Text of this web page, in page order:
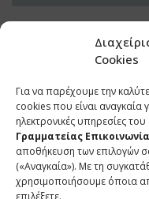
Cookies
Για να παρέχουμε την
cookies που είναι αναγκαία
ηλεκτρονικές υπηρεσίες
Γραμματείας
αποθήκευση των επιλογών
(«Αναγκαία»). Με τη
χρησιμοποιήσουμε όποια
επιλέξετε.